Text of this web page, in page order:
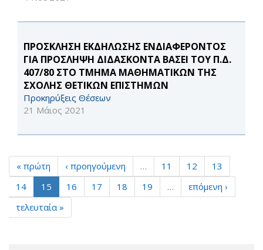
ΠΡΟΣΚΛΗΣΗ ΕΚΔΗΛΩΣΗΣ ΕΝΔΙΑΦΕΡΟΝΤΟΣ
ΓΙΑ ΠΡΟΣΛΗΨΗ ΔΙΔΑΣΚΟΝΤΑ ΒΑΣΕΙ ΤΟΥ Π.Δ.
407/80 ΣΤΟ ΤΜΗΜΑ ΜΑΘΗΜΑΤΙΚΩΝ ΤΗΣ
ΣΧΟΛΗΣ ΘΕΤΙΚΩΝ ΕΠΙΣΤΗΜΩΝ
Προκηρύξεις Θέσεων
21 Μάιος 2021
« πρώτη ‹ προηγούμενη … 11 12
13
14
15 16 17 18 19 …
επόμενη ›
τελευταία »